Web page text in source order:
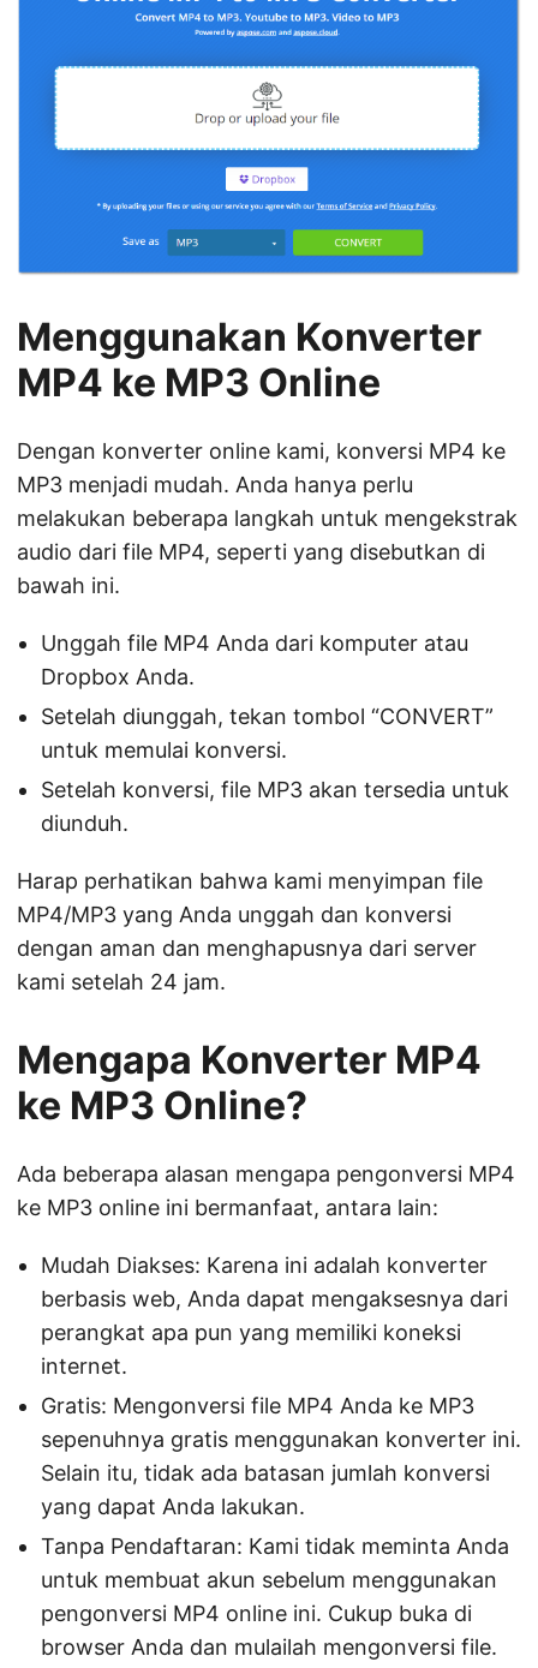
Menggunakan Konverter
MP4 ke MP3 Online
Dengan konverter online kami, konversi MP4 ke
MP3 menjadi mudah. Anda hanya perlu
melakukan beberapa langkah untuk mengekstrak
audio dari file MP4, seperti yang disebutkan di
bawah ini.
Unggah file MP4 Anda dari komputer atau
Dropbox Anda.
Setelah diunggah, tekan tombol “CONVERT”
untuk memulai konversi.
Setelah konversi, file MP3 akan tersedia untuk
diunduh.
Harap perhatikan bahwa kami menyimpan file
MP4/MP3 yang Anda unggah dan konversi
dengan aman dan menghapusnya dari server
kami setelah 24 jam.
Mengapa Konverter MP4
ke MP3 Online?
Ada beberapa alasan mengapa pengonversi MP4
ke MP3 online ini bermanfaat, antara lain:
Mudah Diakses: Karena ini adalah konverter
berbasis web, Anda dapat mengaksesnya dari
perangkat apa pun yang memiliki koneksi
internet.
Gratis: Mengonversi file MP4 Anda ke MP3
sepenuhnya gratis menggunakan konverter ini.
Selain itu, tidak ada batasan jumlah konversi
yang dapat Anda lakukan.
Tanpa Pendaftaran: Kami tidak meminta Anda
untuk membuat akun sebelum menggunakan
pengonversi MP4 online ini. Cukup buka di
browser Anda dan mulailah mengonversi file.